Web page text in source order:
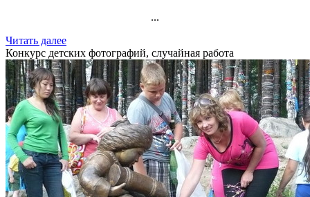
...
Читать далее
Конкурс детских фотографий, случайная работа